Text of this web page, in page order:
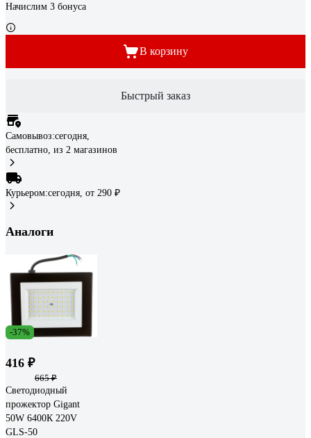
Начислим 3 бонуса
В корзину
Быстрый заказ
Самовывоз:сегодня,
бесплатно, из 2 магазинов
Курьером:сегодня, от 290 ₽
Аналоги
-37%
416 ₽
665 ₽
Светодиодный
прожектор Gigant
50W 6400К 220V
GLS-50